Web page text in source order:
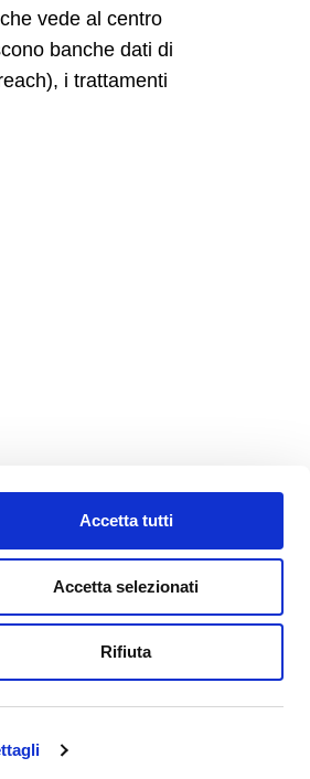
Accetta tutti
Accetta selezionati
Rifiuta
vede al centro
banche dati di
i trattamenti